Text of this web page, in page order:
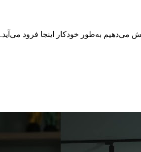
می‌دهیم به‌طور خودکار اینجا فرود می‌آید.